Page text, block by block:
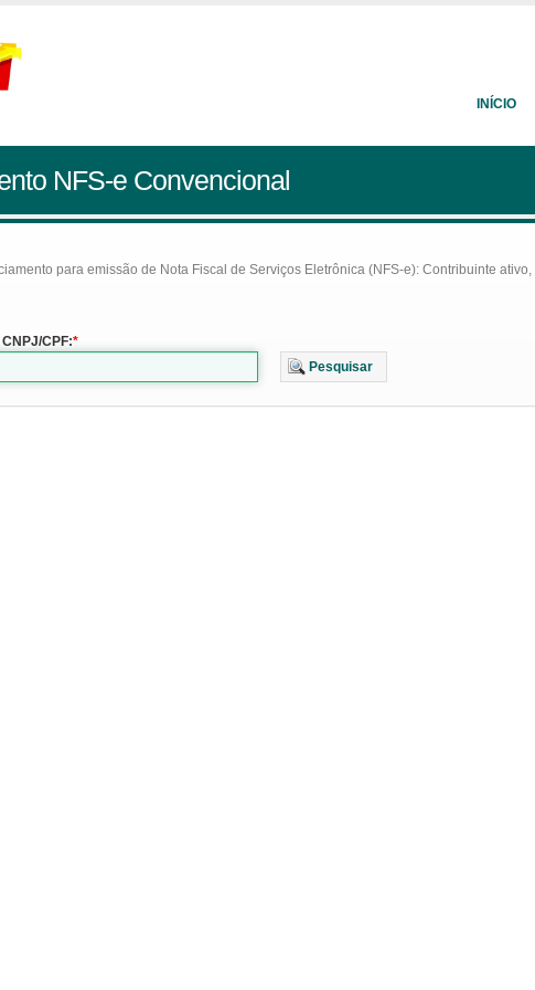
INÍCIO
NFS-e Convencional
para emissão de Nota Fiscal de Serviços Eletrônica (NFS-e): Contribuinte
CPF:
Pesquisar